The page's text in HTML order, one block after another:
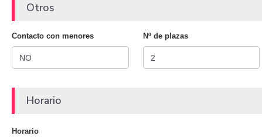
Otros
Contacto con menores Nº de plazas
Horario
Horario